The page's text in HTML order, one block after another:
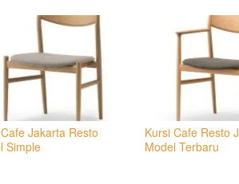
Jakarta Resto
Simple
Kursi Cafe Resto
Model Terbaru